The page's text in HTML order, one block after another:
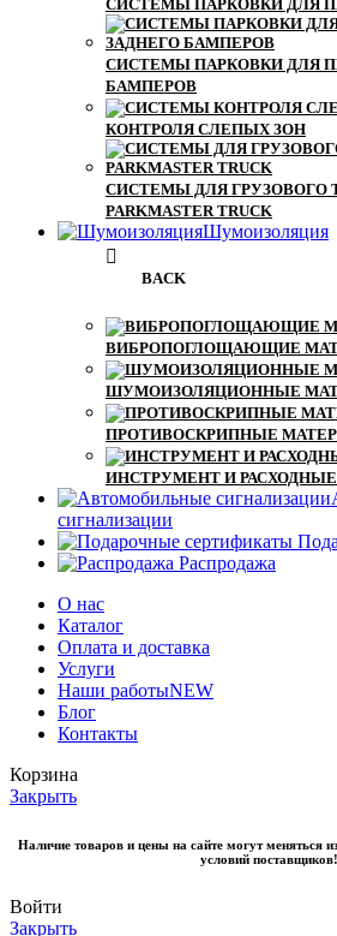
СИСТЕМЫ ПАРКОВКИ ДЛЯ
СИСТЕМЫ ПАРКОВКИ ДЛЯ
БАМПЕРОВ
КОНТРОЛЯ СЛЕПЫХ ЗОН
СИСТЕМЫ ДЛЯ ГРУЗОВОГО
PARKMASTER TRUCK
Шумоизоляция
BACK
ВИБРОПОГЛОЩАЮЩИЕ
ШУМОИЗОЛЯЦИОННЫЕ
ПРОТИВОСКРИПНЫЕ
ИНСТРУМЕНТ И
сигнализации
Распродажа
О нас
Каталог
Оплата и доставка
Услуги
Наши работыNEW
Блог
Контакты
Корзина
Закрыть
Наличие товаров и цены на сайте могут меняться
условий поставщиков!
Войти
Закрыть